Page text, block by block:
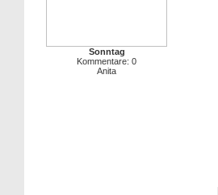
Sonntag
Kommentare: 0
Anita